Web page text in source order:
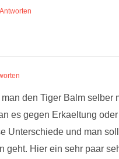
den Tiger Balm selber
es gegen Erkaeltung
Unterschiede und man
geht. Hier ein sehr paar